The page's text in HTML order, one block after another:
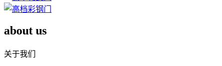
about us
关于我们